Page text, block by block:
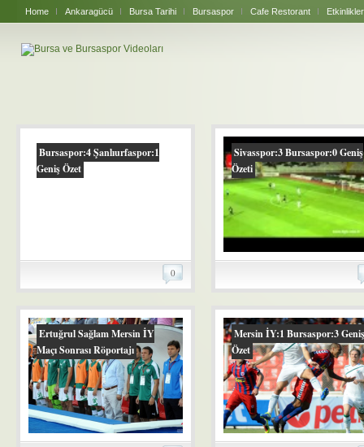
Home Ankaragücü Bursa Tarihi Bursaspor Cafe Restorant Etkinlikler
Bursaspor:4 Şanlıurfaspor:1
Geniş Özet
0
Sivasspor:3 Bursaspor:0 Geniş
Özeti
Ertuğrul Sağlam Mersin İY
Maçı Sonrası Röportajı
Mersin İY:1 Bursaspor:3 Geniş
Özet